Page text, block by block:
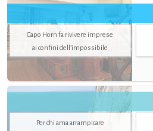
Capo Horn fa rivivere imprese
ai confini dell’impossibile
Per chi ama arrampicare